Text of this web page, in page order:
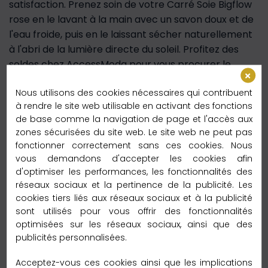
satisfaction. Prenez soin de votre Carré Soie Bigflow
rose en le lavant à la main avec un savon doux et de
l'eau froide, puis en le laissant sécher naturellement
à l'abri de la lumière directe du soleil. Profitez des
soldes chez AccessModa pour vous procurer le
Carré Soie Bigflow rose ou pour découvrir d'autres
modèles de notre collection. Laissez-vous tenter par
le foulard fleuri, coloré ou élégant et explorez notre
univers de la mode. Commandez dès maintenant
votre Carré Soie Bigflow rose et laissez-vous séduire
par sa douceur et son raffinement, pour une touche
de style et d'élégance au quotidien.
Livraison Express
Délai de livraison :
– 2 à 3 jours vers la France métroplitaine
Délai de livraison :
Nous utilisons des cookies nécessaires qui contribuent
à rendre le site web utilisable en activant des fonctions
de base comme la navigation de page et l'accès aux
zones sécurisées du site web. Le site web ne peut pas
fonctionner correctement sans ces cookies. Nous
vous demandons d'accepter les cookies afin
d'optimiser les performances, les fonctionnalités des
réseaux sociaux et la pertinence de la publicité. Les
cookies tiers liés aux réseaux sociaux et à la publicité
sont utilisés pour vous offrir des fonctionnalités
optimisées sur les réseaux sociaux, ainsi que des
publicités personnalisées.
Acceptez-vous ces cookies ainsi que les implications